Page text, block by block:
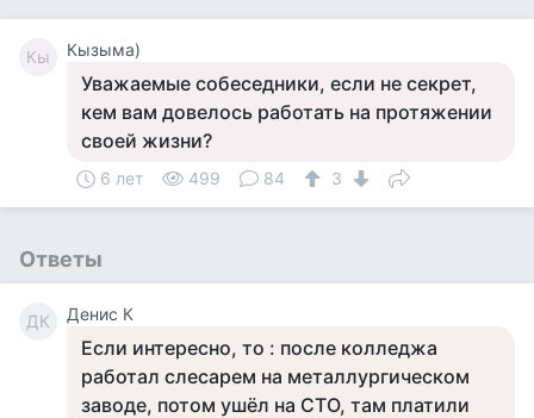
Кы Кызыма)
Уважаемые собеседники, если не секрет,
кем вам довелось работать на протяжении
своей жизни?
6 лет 499 84 3
Ответы
ДК Денис К
Если интересно, то : после колледжа
работал слесарем на металлургическом
заводе, потом ушёл на СТО, там платили